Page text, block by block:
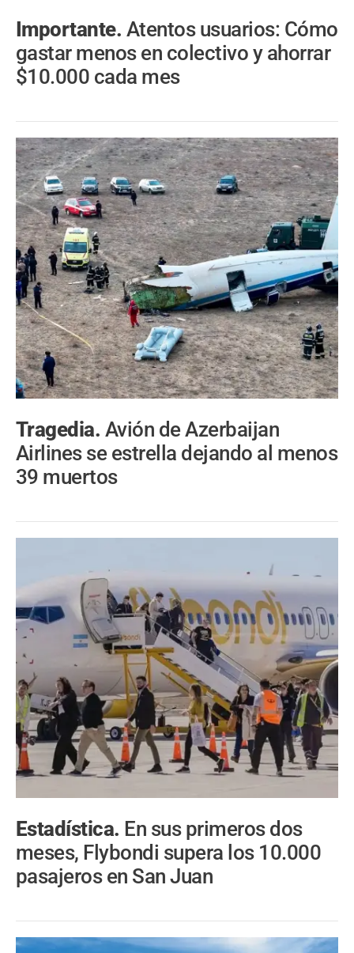
Importante. Atentos usuarios: Cómo
gastar menos en colectivo y ahorrar
$10.000 cada mes
Tragedia. Avión de Azerbaijan
Airlines se estrella dejando al menos
39 muertos
Estadística. En sus primeros dos
meses, Flybondi supera los 10.000
pasajeros en San Juan